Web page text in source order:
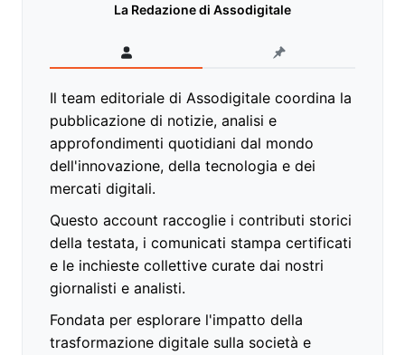
La Redazione di Assodigitale
Il team editoriale di Assodigitale coordina la
pubblicazione di notizie, analisi e
approfondimenti quotidiani dal mondo
dell'innovazione, della tecnologia e dei
mercati digitali.
Questo account raccoglie i contributi storici
della testata, i comunicati stampa certificati
e le inchieste collettive curate dai nostri
giornalisti e analisti.
Fondata per esplorare l'impatto della
trasformazione digitale sulla società e